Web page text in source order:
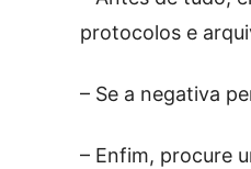
protocolos e
– Se a negativa
– Enfim, procure